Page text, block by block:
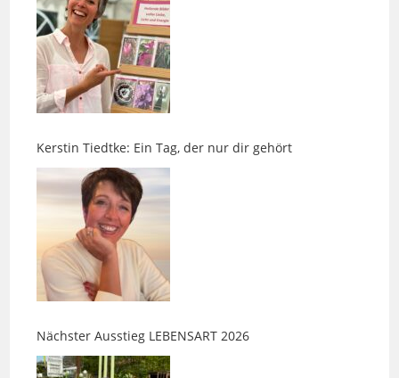
Kerstin Tiedtke: Ein Tag, der nur dir gehört
Nächster Ausstieg LEBENSART 2026